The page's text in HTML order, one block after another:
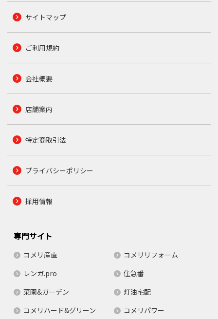
サイトマップ
ご利用規約
会社概要
店舗案内
特定商取引法
プライバシーポリシー
採用情報
専門サイト
コメリ産直
コメリリフォーム
レンガ.pro
住急番
菜園&ガーデン
灯油宅配
コメリハード&グリーン
コメリパワー